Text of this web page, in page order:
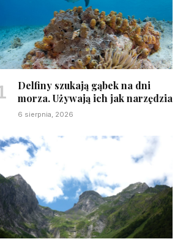
Delfiny szukają gąbek na dni
morza. Używają ich jak narzędzia
6 sierpnia, 2026